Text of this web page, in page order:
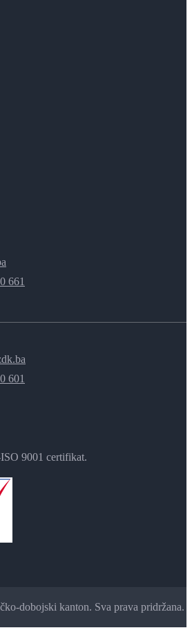
661
601
9001 certifikat.
dobojski kanton. Sva prava pridržana.